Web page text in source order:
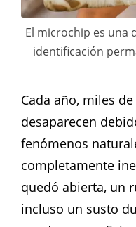
El microchip es una
identificación
Cada año, miles
desaparecen
fenómenos
completamente
quedó abierta, un
incluso un susto